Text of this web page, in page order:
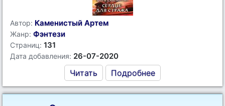
Автор: Каменистый Артем
Жанр: Фэнтези
Страниц: 131
Дата добавления: 26-07-2020
Читать Подробнее